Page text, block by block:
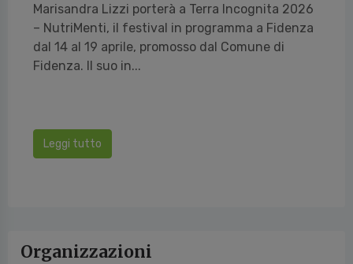
Marisandra Lizzi porterà a Terra Incognita 2026
– NutriMenti, il festival in programma a Fidenza
dal 14 al 19 aprile, promosso dal Comune di
Fidenza. Il suo in...
Leggi tutto
Organizzazioni